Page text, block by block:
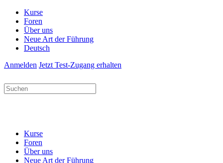
Kurse
Foren
Über uns
Neue Art der Führung
Deutsch
Anmelden Jetzt Test-Zugang erhalten
Suchen
nach:
Kurse
Foren
Über uns
Neue Art der Führung